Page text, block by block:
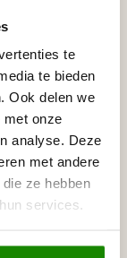
te
te bieden
Ook delen we
met onze
analyse. Deze
met andere
ze hebben
services.
bij uw
de rest van het
meer profiel en
van vorm en
de stijl van de
een smaller